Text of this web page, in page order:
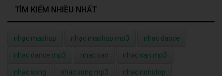
TÌM KIẾM NHIỀU NHẤT
nhạc mashup nhạc mashup mp3 nhac dance
nhac dance mp3 nhac san nhac san mp3
nhac song nhac song mp3 nhac nonstop